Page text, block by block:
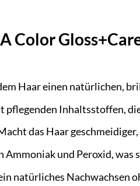
Color
Haar einen natürlichen,
pflegenden Inhaltsstoffen,
das Haar
Ammoniak und Peroxid, was
natürliches Nachwachsen